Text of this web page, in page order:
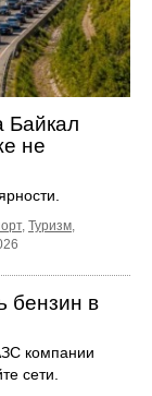
Байкал
не
, Туризм
бензин в
компании
сети.